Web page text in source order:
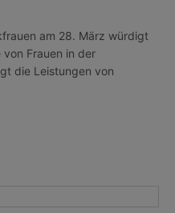
am 28. März würdigt
Frauen in der
die Leistungen von